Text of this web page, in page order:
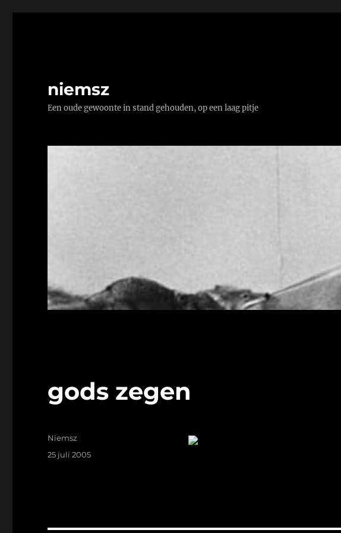
niemsz
Een oude gewoonte in stand gehouden, op een laag pitje
gods zegen
Auteur
Niemsz
Geplaatst
25 juli 2005